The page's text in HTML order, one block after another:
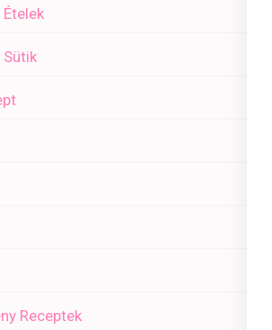
Sütik
Receptek